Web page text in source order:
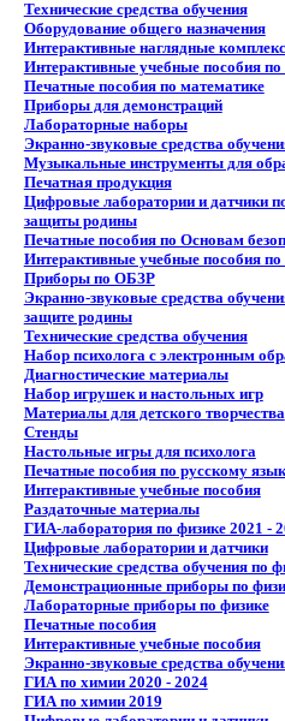
Технические средства обучения
Оборудование общего назначения
Интерактивные наглядные
Интерактивные учебные пособия
Печатные пособия по математике
Приборы для демонстраций
Лабораторные наборы
Экранно-звуковые средства
Музыкальные инструменты для
Печатная продукция
Цифровые лаборатории и датчики
защиты родины
Печатные пособия по Основам
Интерактивные учебные пособия
Приборы по ОБЗР
Экранно-звуковые средства
защите родины
Технические средства обучения
Набор психолога с электронным
Диагностические материалы
Набор игрушек и настольных игр
Материалы для детского творчества
Стенды
Настольные игры для психолога
Печатные пособия по русскому
Интерактивные учебные пособия
Раздаточные материалы
ГИА-лаборатория по физике 2021 -
Цифровые лаборатории и датчики
Технические средства обучения по
Демонстрационные приборы по
Лабораторные приборы по физике
Печатные пособия
Интерактивные учебные пособия
Экранно-звуковые средства
ГИА по химии 2020 - 2024
ГИА по химии 2019